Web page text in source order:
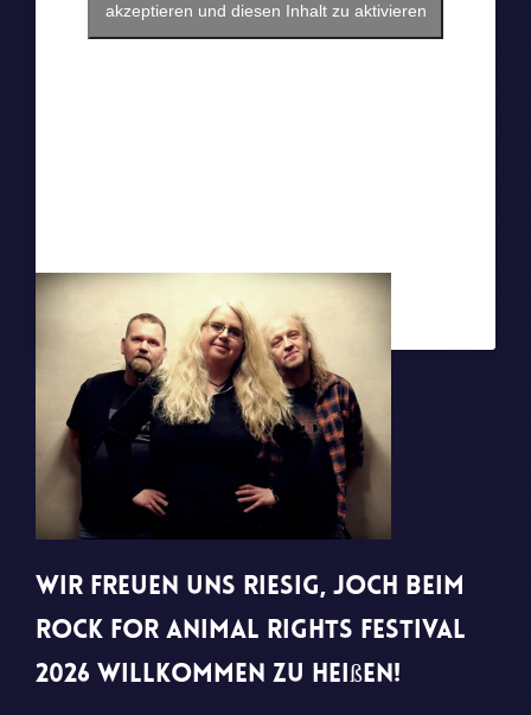
akzeptieren und diesen Inhalt zu aktivieren
Wir freuen uns riesig, JOCH beim
Rock For Animal Rights Festival
2026 willkommen zu heißen!